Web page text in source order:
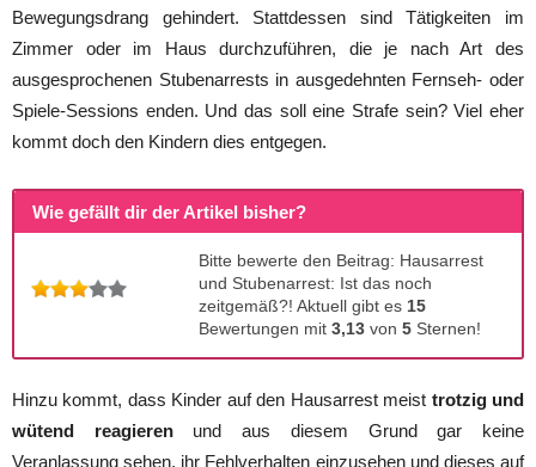
Bewegungsdrang gehindert. Stattdessen sind Tätigkeiten im
Zimmer oder im Haus durchzuführen, die je nach Art des
ausgesprochenen Stubenarrests in ausgedehnten Fernseh- oder
Spiele-Sessions enden. Und das soll eine Strafe sein? Viel eher
kommt doch den Kindern dies entgegen.
Wie gefällt dir der Artikel bisher?
Bitte bewerte den Beitrag: Hausarrest
und Stubenarrest: Ist das noch
zeitgemäß?! Aktuell gibt es 15
Bewertungen mit 3,13 von 5 Sternen!
Hinzu kommt, dass Kinder auf den Hausarrest meist trotzig und
wütend reagierenund aus diesem Grund gar keine
Veranlassung sehen, ihr Fehlverhalten einzusehen und dieses auf